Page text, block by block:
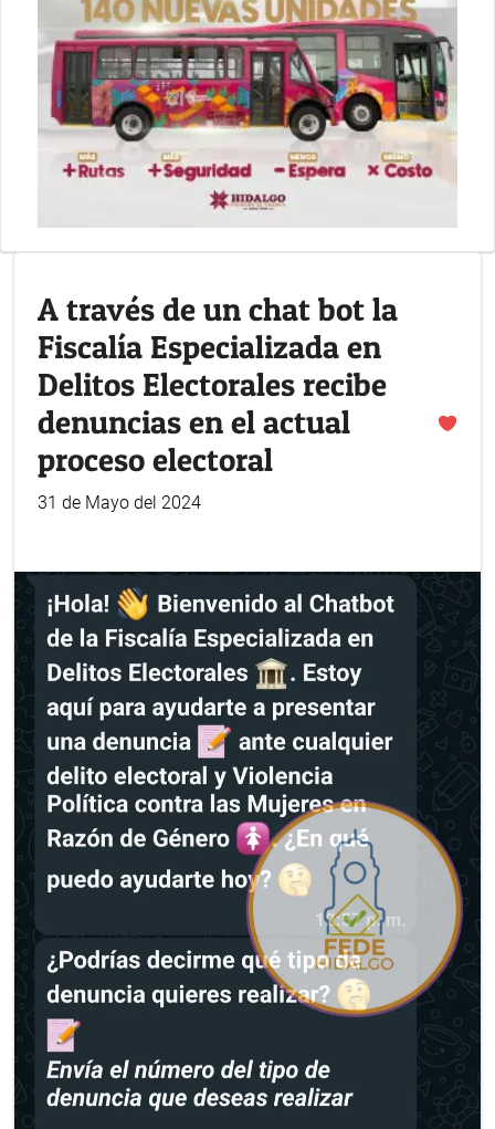
A través de un chat bot la
Fiscalía Especializada en
Delitos Electorales recibe
denuncias en el actual
proceso electoral
31 de Mayo del 2024